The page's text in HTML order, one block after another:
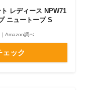
レディース NPW71
ニュートープ S
Amazon調べ
ック